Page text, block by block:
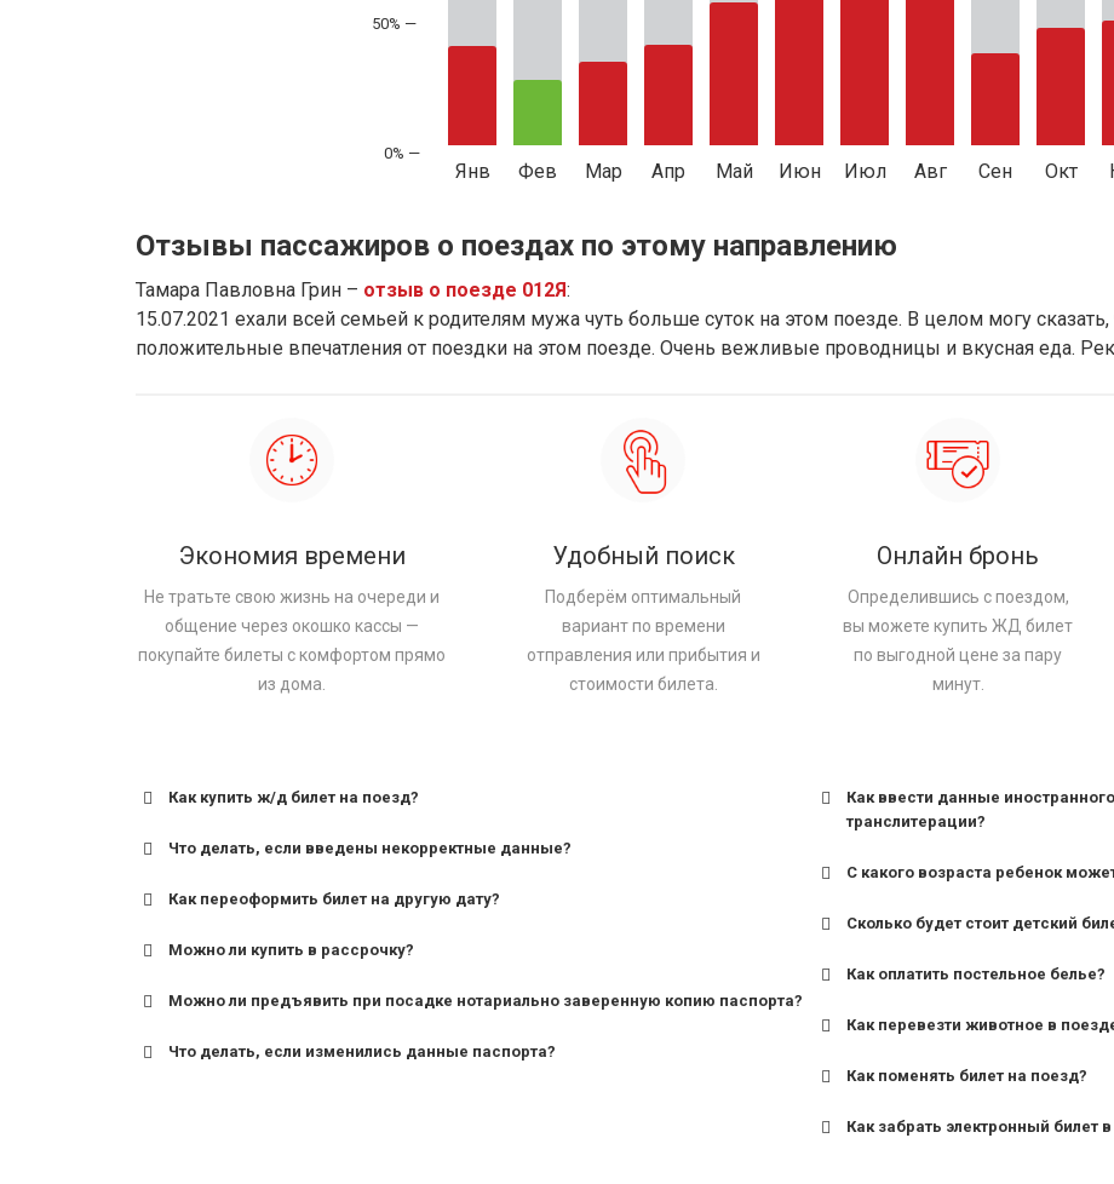
50% —
Янв Фев Мар Апр Май Июн Июл Авг Сен Окт
Отзывы пассажиров о поездах по этому направлению
Тамара Павловна Грин – отзыв о поезде 012Я:
15.07.2021 ехали всей семьей к родителям мужа чуть больше суток на этом поезде. В целом могу сказать,
положительные впечатления от поездки на этом поезде. Очень вежливые проводницы и вкусная еда.
Экономия времени
Не тратьте свою жизнь на очереди и
общение через окошко кассы —
покупайте билеты с комфортом прямо
из дома.
Удобный поиск
Подберём оптимальный
вариант по времени
отправления или прибытия и
стоимости билета.
Онлайн бронь
Определившись с поездом,
вы можете купить ЖД билет
по выгодной цене за пару
минут.
Как купить ж/д билет на поезд?
Что делать, если введены некорректные данные?
Как переоформить билет на другую дату?
Можно ли купить в рассрочку?
Можно ли предъявить при посадке нотариально заверенную копию паспорта?
Что делать, если изменились данные паспорта?
Как ввести данные
транслитерации?
С какого возраста ребенок
для поездов дальнего
Сколько будет стоит детский
Как оплатить постельное белье?
Как перевезти животное в
Как поменять билет на поезд?
Как забрать электронный билет